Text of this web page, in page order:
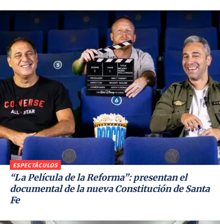
ESPECTÁCULOS
“La Película de la Reforma”: presentan el
documental de la nueva Constitución de Santa
Fe